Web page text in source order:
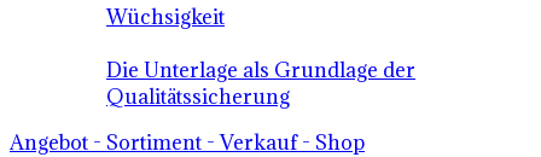
Wüchsigkeit
Die Unterlage als Grundlage der
Qualitätssicherung
Angebot - Sortiment - Verkauf - Shop